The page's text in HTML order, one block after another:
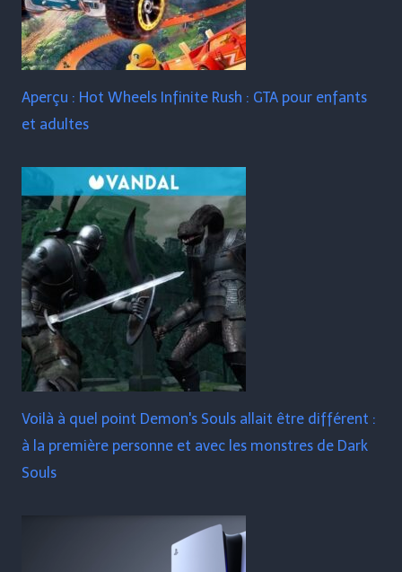
Aperçu : Hot Wheels Infinite Rush : GTA pour enfants
et adultes
Voilà à quel point Demon's Souls allait être différent :
à la première personne et avec les monstres de Dark
Souls